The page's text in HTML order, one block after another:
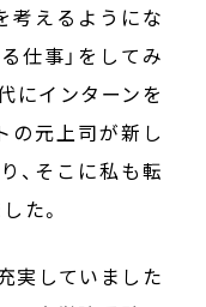
考えるようにな
仕事」をしてみ
にインターンを
の元上司が新し
、そこに私も転
た。
実していました